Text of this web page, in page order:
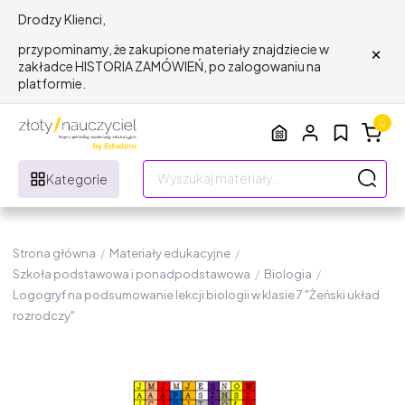
Drodzy Klienci,
przypominamy, że zakupione materiały znajdziecie w
zakładce HISTORIA ZAMÓWIEŃ, po zalogowaniu na
platformie.
×
Kategorie
0
Strona główna / Materiały edukacyjne /
Szkoła podstawowa i ponadpodstawowa / Biologia /
Logogryf na podsumowanie lekcji biologii w klasie 7 "Żeński układ
rozrodczy"